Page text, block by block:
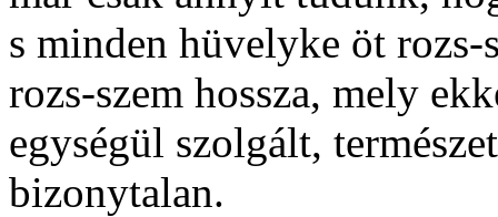
s minden hüvelyke öt
rozs-szem hossza, mely
egységül szolgált,
bizonytalan.